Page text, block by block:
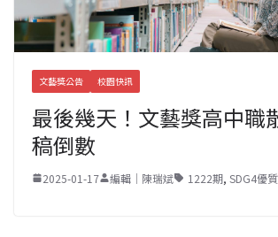
文藝獎公告 校園快訊
最後幾天！文藝獎高中職
稿倒數
2025-01-17 編輯｜陳瑞斌 1222期, SDG4優